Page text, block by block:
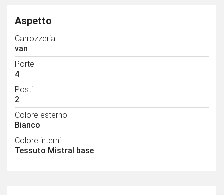
Aspetto
Carrozzeria
van
Porte
4
Posti
2
Colore esterno
Bianco
Colore interni
Tessuto Mistral base